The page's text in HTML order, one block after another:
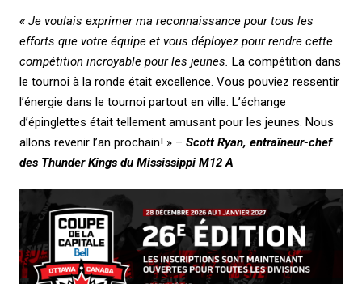
« Je voulais exprimer ma reconnaissance pour tous les
efforts que votre équipe et vous déployez pour rendre cette
compétition incroyable pour les jeunes. La compétition dans
le tournoi à la ronde était excellence. Vous pouviez ressentir
l’énergie dans le tournoi partout en ville. L’échange
d’épinglettes était tellement amusant pour les jeunes. Nous
allons revenir l’an prochain! » – Scott Ryan, entraîneur-chef
des Thunder Kings du Mississippi M12 A